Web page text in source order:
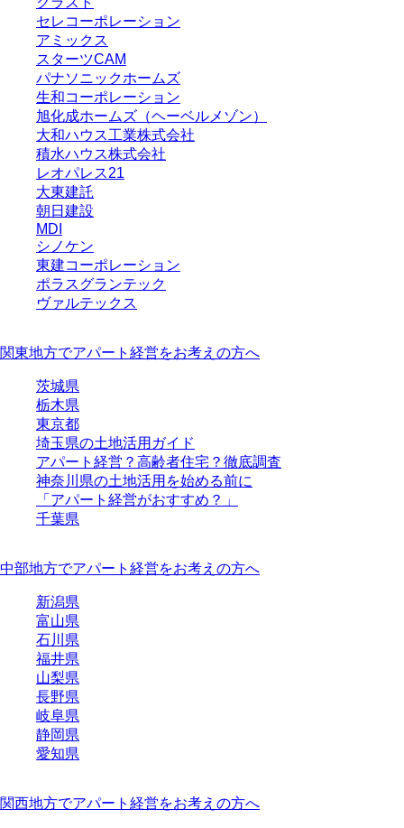
セレコーポレーション
アミックス
スターツCAM
パナソニックホームズ
生和コーポレーション
旭化成ホームズ（ヘーベルメゾン）
大和ハウス工業株式会社
積水ハウス株式会社
レオパレス21
大東建託
朝日建設
MDI
シノケン
東建コーポレーション
ポラスグランテック
ヴァルテックス
関東地方でアパート経営をお考えの方へ
茨城県
栃木県
東京都
埼玉県の土地活用ガイド
アパート経営？高齢者住宅？徹底調査
神奈川県の土地活用を始める前に
「アパート経営がおすすめ？」
千葉県
中部地方でアパート経営をお考えの方へ
新潟県
富山県
石川県
福井県
山梨県
長野県
岐阜県
静岡県
愛知県
関西地方でアパート経営をお考えの方へ